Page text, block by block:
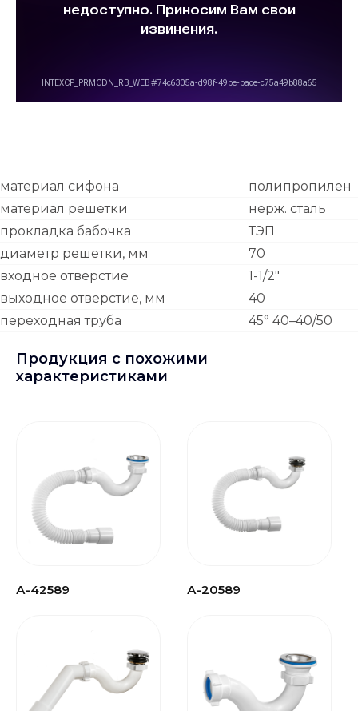
материал сифона
полипропилен
материал решетки
нерж. сталь
прокладка бабочка
ТЭП
диаметр решетки, мм
70
входное отверстие
1-1/2"
выходное отверстие, мм
40
переходная труба
45° 40–40/50
Продукция с похожими
характеристиками
А-42589 А-20589